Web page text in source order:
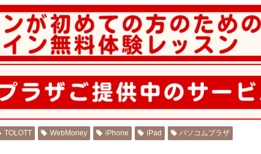
TOLOTT WebMoney iPhone iPad パソコムプラザ